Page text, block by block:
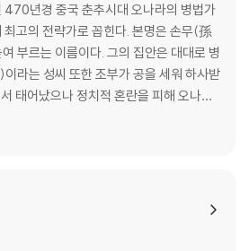
나라 재상 범저의 실책
고구려 원정으로 나라를 잃은 수양제
른다 - 40만 명의 목숨을 앗아간 조나라의 오
수 없다 - 스스로 패망을 부른 항우
뿌려라 - 한무제의 능력 중심 인재 등용
년경 중국 춘추시대 오나라의 병법가
고의 전략가로 꼽힌다. 본명은 손무(孫
부르는 이름이다. 그의 집안은 대대로 병
이라는 성씨 또한 조부가 공을 세워 하사받
태어났으나 정치적 혼란을 피해 오나라
『손자병법』을 집필했다. 오나라 재
의 부름을 받아 군사(軍師)로 등용되었